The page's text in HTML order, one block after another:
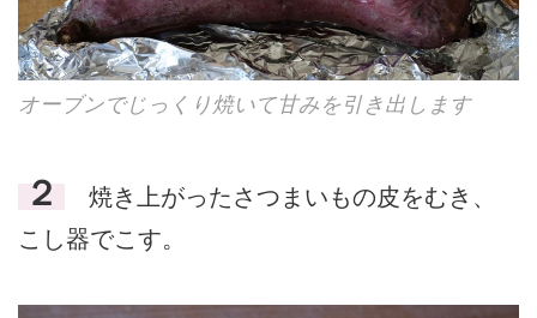
オーブンでじっくり焼いて甘みを引き出します
２
焼き上がったさつまいもの皮をむき、
こし器でこす。